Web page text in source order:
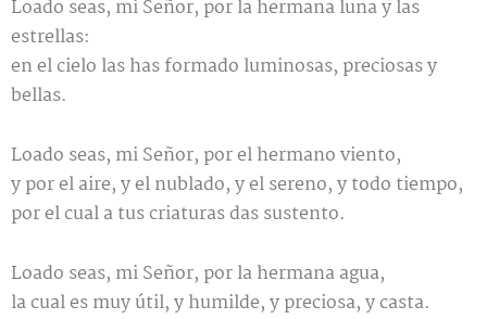
Loado seas, mi Señor, por la hermana luna y las
estrellas:
en el cielo las has formado luminosas, preciosas y
bellas.
Loado seas, mi Señor, por el hermano viento,
y por el aire, y el nublado, y el sereno, y todo tiempo,
por el cual a tus criaturas das sustento.
Loado seas, mi Señor, por la hermana agua,
la cual es muy útil, y humilde, y preciosa, y casta.